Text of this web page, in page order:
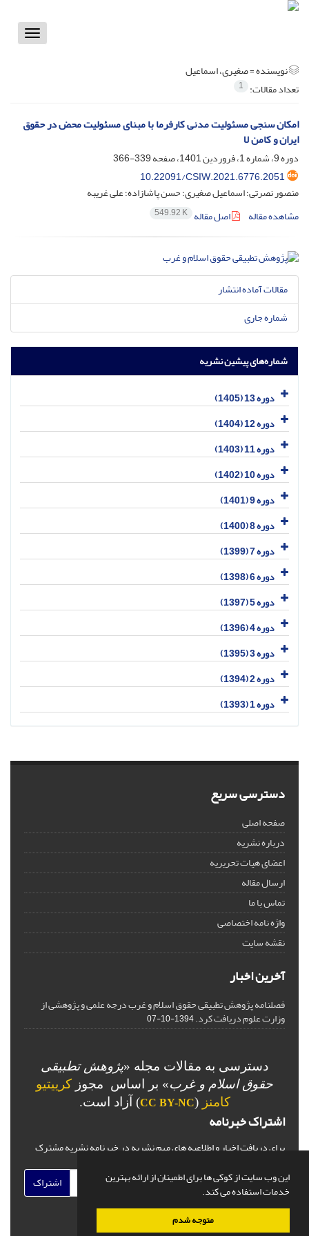
این وب سایت از کوکی ها برای اطمینان از ارائه بهترین
خدمات استفاده می کند.
متوجه شدم
Toggle
نویسنده =صغیری، اسماعیل
تعداد مقالات: 1
امکان سنجی مسئولیت مدنی کارفرما با مبنای مسئولیت محض در حقوق
ایران و کامن لا
دوره 9، شماره 1، فروردین 1401، صفحه
339-366
10.22091/CSIW.2021.6776.2051
منصور نصرتی؛ اسماعیل صغیری؛ حسن پاشازاده؛ علی غریبه
مشاهده مقاله
اصل مقاله 549.92 K
مقالات آماده انتشار
شماره جاری
شماره‌های پیشین نشریه
دوره 13 (1405)
دوره 12 (1404)
دوره 11 (1403)
دوره 10 (1402)
دوره 9 (1401)
دوره 8 (1400)
دوره 7 (1399)
دوره 6 (1398)
دوره 5 (1397)
دوره 4 (1396)
دوره 3 (1395)
دوره 2 (1394)
دوره 1 (1393)
دسترسی سریع
صفحه اصلی
درباره نشریه
اعضای هیات تحریریه
ارسال مقاله
تماس با ما
واژه نامه اختصاصی
نقشه سایت
آخرین اخبار
فصلنامه پژوهش تطبیقی حقوق اسلام و غرب درجه علمی و پژوهشی از
وزارت علوم دریافت کرد.1394-10-07
دسترسی به مقالات مجله «پژوهش تطبیقی
حقوق اسلام و غرب» بر اساس مجوز کرییتیو
کامنز (
CC BY-NC) آزاد است.
اشتراک خبرنامه
برای دریافت اخبار و اطلاعیه های مهم نشریه در خبرنامه نشریه مشترک
اشتراک